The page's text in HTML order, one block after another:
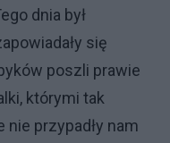
dnia był
się
poszli prawie
którymi tak
przypadły nam